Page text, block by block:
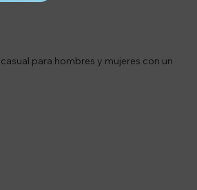
para hombres y mujeres con un